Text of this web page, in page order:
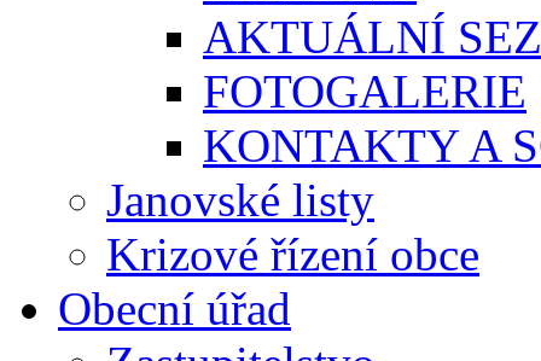
AKTUÁLNÍ
FOTOGALERIE
KONTAKTY A
Janovské listy
Krizové řízení obce
Obecní úřad